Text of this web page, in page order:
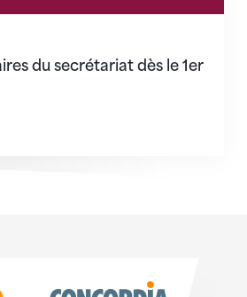
du secrétariat dès le 1er